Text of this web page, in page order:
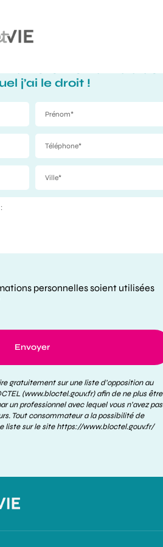
j’ai le droit !
personnelles soient utilisées
Envoyer
gratuitement sur une liste d’opposition au
(www.bloctel.gouv.fr) afin de ne plus être
un professionnel avec lequel vous n’avez pas
Tout consommateur a la possibilité de
liste sur le sitehttps://www.bloctel.gouv.fr/